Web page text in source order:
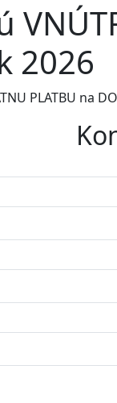
2026
PLATBU na